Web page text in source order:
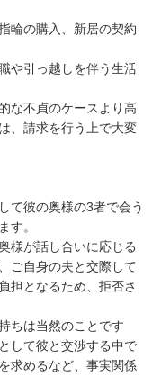
輪の購入、新居の契約
や引っ越しを伴う生活
な不貞のケースより高
、請求を行う上で大変
て彼の奥様の3者で会う
す。
様が話し合いに応じる
ご自身の夫と交際して
担となるため、拒否さ
ちは当然のことです
して彼と交渉する中で
求めるなど、事実関係